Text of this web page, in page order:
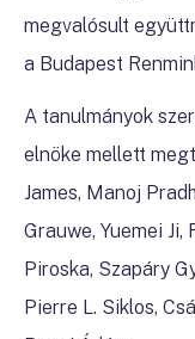
megvalósult
a Budapest
A tanulmányok
elnöke mellett
James, Manoj
Grauwe, Yuemei
Piroska, Szapáry
Pierre L. Siklos,